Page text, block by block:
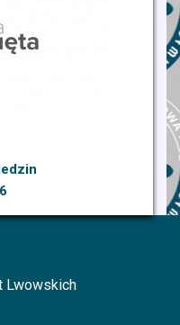
Lwowskich